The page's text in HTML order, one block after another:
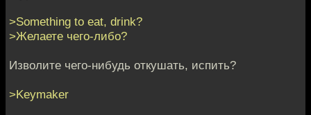
>Something to eat, drink?
>Желаете чего-либо?
Изволите чего-нибудь откушать, испить?
>Keymaker